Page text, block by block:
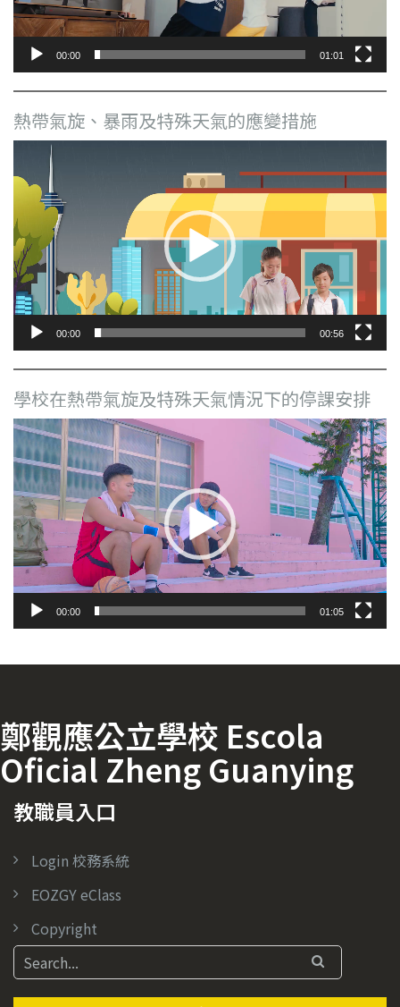
00:00 01:01
熱帶氣旋、暴雨及特殊天氣的應變措施
訊
放
器
00:00 00:56
學校在熱帶氣旋及特殊天氣情況下的停課安排
視
訊
播
放
器
00:00 01:05
鄭觀應公立學校 Escola
Oficial Zheng Guanying
教職員入口
Login 校務系統
EOZGY eClass
Copyright